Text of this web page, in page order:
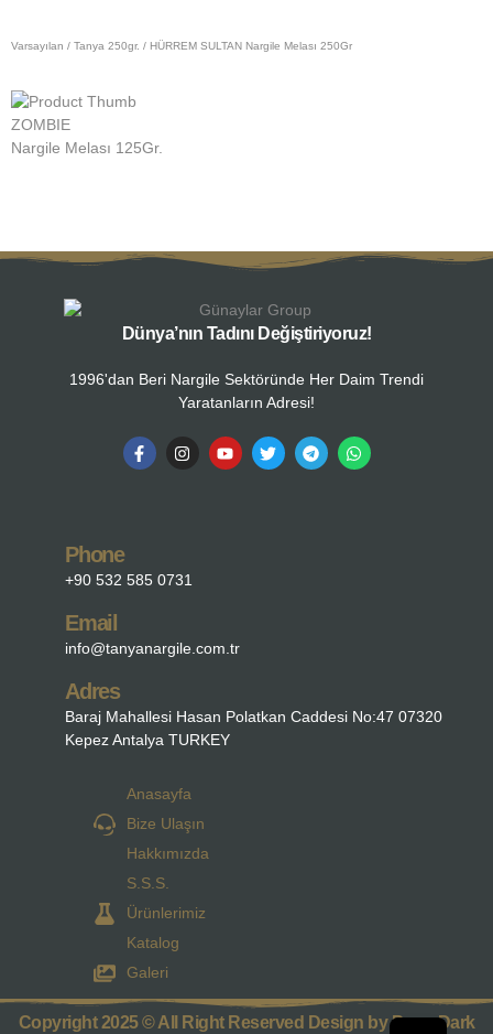
Varsayılan / Tanya 250gr. / HÜRREM SULTAN Nargile Melası 250Gr
ZOMBIE
Nargile Melası 125Gr.
Dünya’nın Tadını Değiştiriyoruz!
1996'dan Beri Nargile Sektöründe Her Daim Trendi
Yaratanların Adresi!
Phone
+90 532 585 0731
Email
info@tanyanargile.com.tr
Adres
Baraj Mahallesi Hasan Polatkan Caddesi No:47 07320
Kepez Antalya TURKEY
Anasayfa
Bize Ulaşın
Hakkımızda
S.S.S.
Ürünlerimiz
Katalog
Galeri
Copyright 2025 © All Right Reserved Design by Parra Dark